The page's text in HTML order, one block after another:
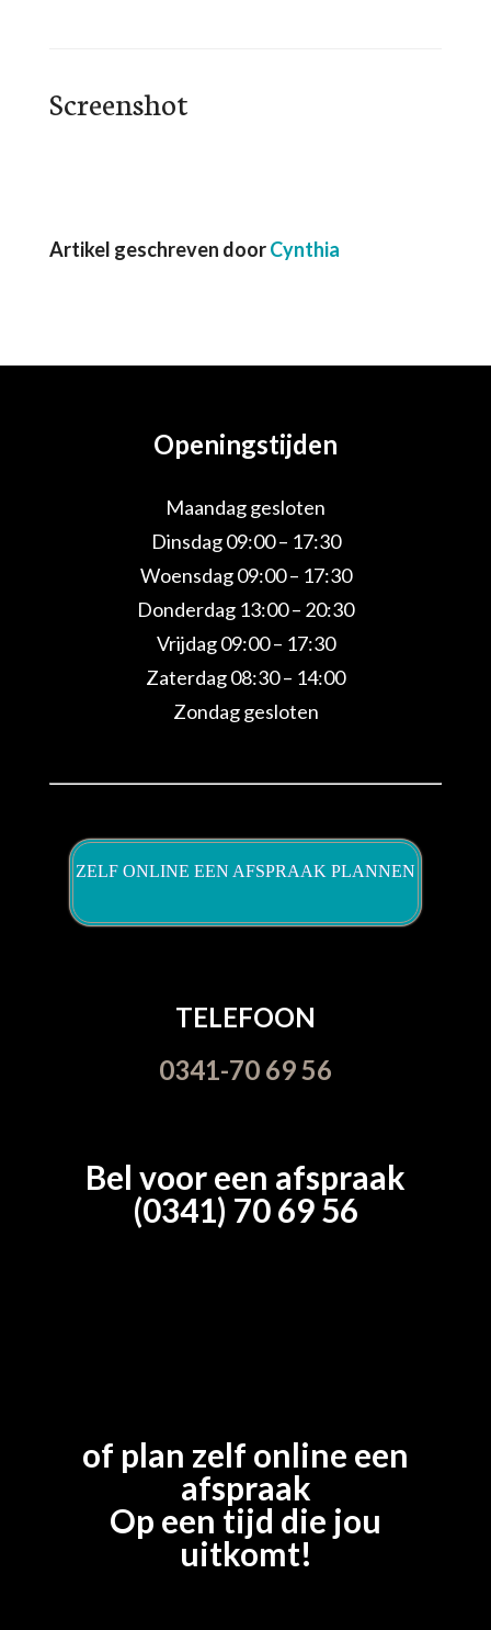
Screenshot
Artikel geschreven doorCynthia
Openingstijden
Maandag gesloten
Dinsdag 09:00 – 17:30
Woensdag 09:00 – 17:30
Donderdag 13:00 – 20:30
Vrijdag 09:00 – 17:30
Zaterdag 08:30 – 14:00
Zondag gesloten
ZELF ONLINE EEN AFSPRAAK PLANNEN
TELEFOON
0341-70 69 56
Bel voor een afspraak
(0341) 70 69 56
of plan zelf online een
afspraak
Op een tijd die jou
uitkomt!